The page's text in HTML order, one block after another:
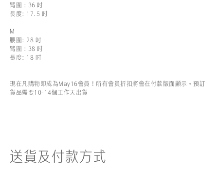
臂圍 : 36 吋
長度: 17.5 吋
M
腰圍: 28 吋
臂圍 : 38 吋
長度: 18 吋
現在凡購物即成為May16會員！所有會員折扣將會在付款版面顯示。預訂
貨品需要10-14個工作天出貨
送貨及付款方式